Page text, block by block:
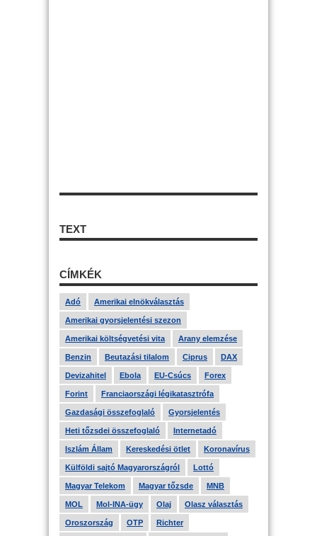
TEXT
CÍMKÉK
Adó Amerikai elnökválasztás
Amerikai gyorsjelentési szezon
Amerikai költségvetési vita Arany elemzése
Benzin Beutazási tilalom Ciprus DAX
Devizahitel Ebola EU-Csúcs Forex
Forint Franciaországi légikatasztrófa
Gazdasági összefoglaló Gyorsjelentés
Heti tőzsdei összefoglaló Internetadó
Iszlám Állam Kereskedési ötlet Koronavírus
Külföldi sajtó Magyarországról Lottó
Magyar Telekom Magyar tőzsde MNB
MOL Mol-INA-ügy Olaj Olasz választás
Oroszország OTP Richter